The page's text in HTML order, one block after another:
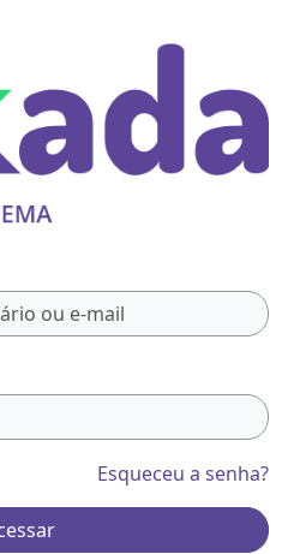
Esqueceu a senha?